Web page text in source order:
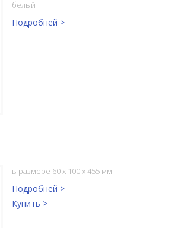
белый
Подробней >
в размере 60 x 100 x 455 мм
Подробней >
Купить >